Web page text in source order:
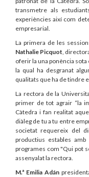
transmetre als
experiències així com
empresarial.
La primera de les
Nathalie Picquot,
oferir la una ponència sota
la qual ha desgranat
qualitats que ha de tindre
La rectora de la
primer de tot agrair “la
Càtedra i fan realitat
diàleg de tu a tu entre
societat requereix del
productius estables
programes com "Qui pot
assenyalat la rectora.
M.ª Emilia Adán